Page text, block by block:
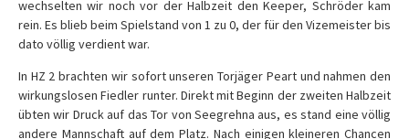
wechselten wir noch vor der Halbzeit den Keeper, Schröder kam
rein. Es blieb beim Spielstand von 1 zu 0, der für den Vizemeister bis
dato völlig verdient war.
In HZ 2 brachten wir sofort unseren Torjäger Peart und nahmen den
wirkungslosen Fiedler runter. Direkt mit Beginn der zweiten Halbzeit
übten wir Druck auf das Tor von Seegrehna aus, es stand eine völlig
andere Mannschaft auf dem Platz. Nach einigen kleineren Chancen